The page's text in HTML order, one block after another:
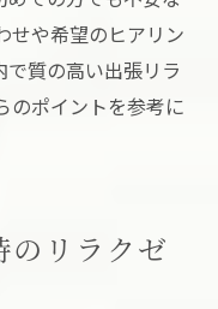
せや希望のヒアリン
質の高い出張リラ
のポイントを参考に
のリラクゼ